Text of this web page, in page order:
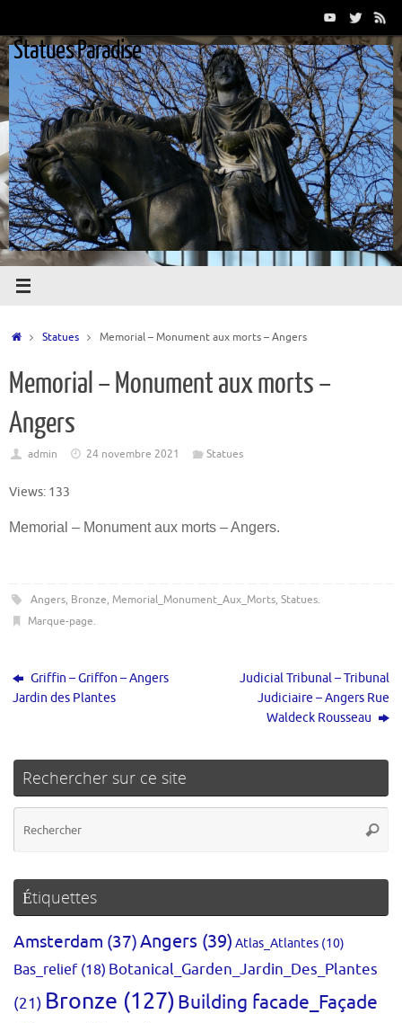
contenu
Statues Paradise
Accueil
Statues Memorial – Monument aux morts – Angers
Memorial – Monument aux morts –
Angers
admin 24 novembre 2021 Statues
Views: 133
Memorial – Monument aux morts – Angers.
Angers, Bronze, Memorial_Monument_Aux_Morts, Statues.
Marque-page.
Griffin – Griffon – Angers
Jardin des Plantes
Judicial Tribunal – Tribunal
Judiciaire – Angers Rue
Waldeck Rousseau
Rechercher sur ce site
Étiquettes
Amsterdam (37)Angers (39) Atlas_Atlantes (10)
Bas_relief(18) Botanical_Garden_Jardin_Des_Plantes
(21) Bronze (127)Building facade_Façade